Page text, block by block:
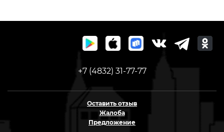
+7 (4832) 31-77-77
Оставить отзыв
Жалоба
Предложение